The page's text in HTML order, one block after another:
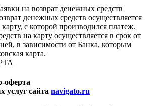
на возврат денежных средств
денежных средств осуществляется
с которой производился платеж.
на карту осуществляется в срок от
в зависимости от Банка, которым
карта.
оферта
услуг сайта navigato.ru